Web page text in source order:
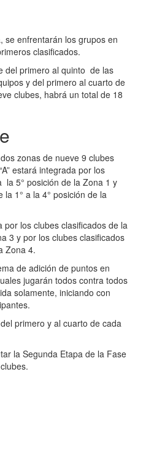
se enfrentarán los grupos en
clasificados.
del primero al quinto de las
y del primero al cuarto de
clubes, habrá un total de 18
zonas de nueve 9 clubes
estará integrada por los
la 5° posición de la Zona 1 y
1° a la 4° posición de la
por los clubes clasificados de la
3 y por los clubes clasificados
Zona 4.
de adición de puntos en
jugarán todos contra todos
solamente, iniciando con
primero y al cuarto de cada
la Segunda Etapa de la Fase